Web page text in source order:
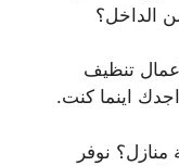
الداخل؟
تنظيف
اينما كنت.
نوفر